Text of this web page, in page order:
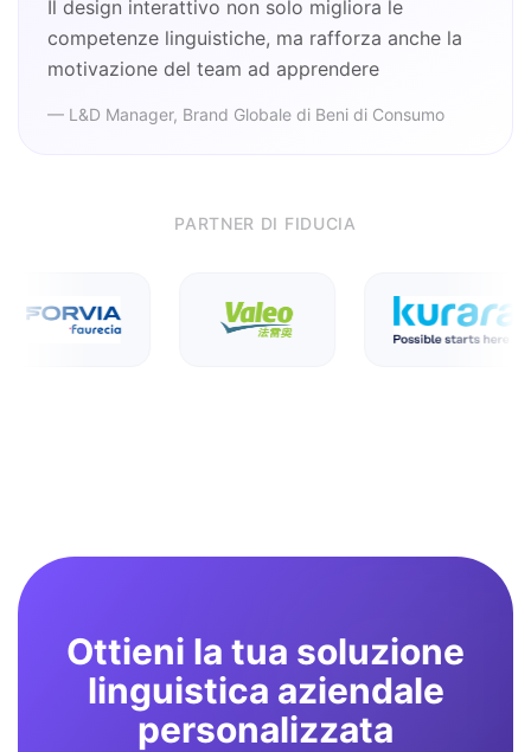
Il design interattivo non solo migliora le
competenze linguistiche, ma rafforza anche la
motivazione del team ad apprendere
— L&D Manager, Brand Globale di Beni di Consumo
PARTNER DI FIDUCIA
Ottieni la tua soluzione
linguistica aziendale
personalizzata